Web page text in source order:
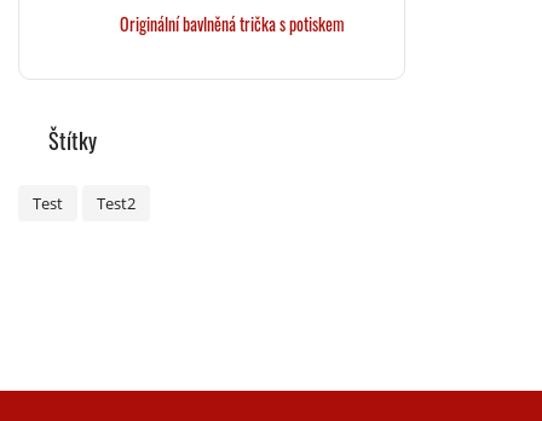
Originální bavlněná trička s potiskem
Štítky
Test Test2